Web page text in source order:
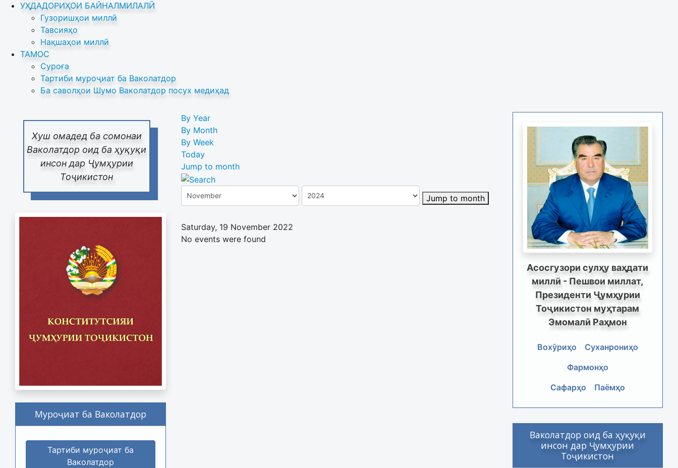
УҲДАДОРИҲОИ БАЙНАЛМИЛАЛӢ
Гузоришҳои миллӣ
Тавсияҳо
Нақшаҳои миллӣ
ТАМОС
Суроға
Тартиби муроҷиат ба Ваколатдор
Ба саволҳои Шумо Ваколатдор посух медиҳад
Хуш омадед ба сомонаи
Ваколатдор оид ба ҳуқуқи
инсон дар Ҷумҳурии
Тоҷикистон
Муроҷиат ба Ваколатдор
Тартиби муроҷиат ба
Ваколатдор
By Year
By Month
By Week
Today
Jump to month
Jump to month
Saturday, 19 November 2022
No events were found
Асосгузори сулҳу ваҳдати
миллӣ - Пешвои миллат,
Президенти Ҷумҳурии
Тоҷикистон муҳтарам
Эмомалӣ Раҳмон
Вохӯриҳо
Суханрониҳо
Фармонҳо
Сафарҳо
Паёмҳо
Ваколатдор оид ба ҳуқуқи
инсон дар Ҷумҳурии
Тоҷикистон